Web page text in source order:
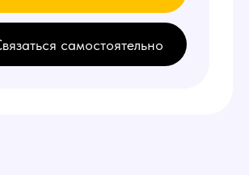
ТАКИЕ
СТУДИЙ?